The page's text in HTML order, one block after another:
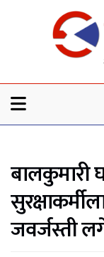
बालकुमारी
जवर्जस्ती